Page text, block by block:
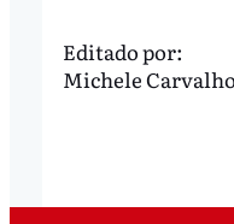
Editado por:
Michele Carvalho